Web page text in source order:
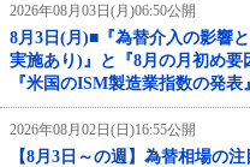
2026年08月03日(月)06:50公開
8月3日(月)■『為替介入の影響
実施あり)』と『8月の月初め
『米国のISM製造業指数の発表
2026年08月02日(日)16:55公開
【8月3日～の週】為替相場の